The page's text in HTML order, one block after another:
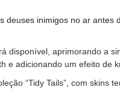
deuses inimigos no ar antes
disponível, aprimorando a
e adicionando um efeito de
“Tidy Tails”, com skins